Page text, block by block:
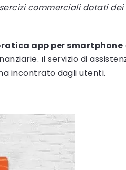
commerciali dotati dei
app per smartphone
Il servizio di
incontrato dagli utenti.